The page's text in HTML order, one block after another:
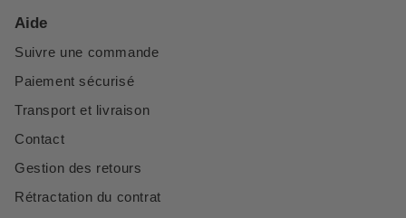
Aide
Suivre une commande
Paiement sécurisé
Transport et livraison
Contact
Gestion des retours
Rétractation du contrat